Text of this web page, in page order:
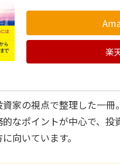
楽
家の視点で整理した一冊
なポイントが中心で、
向いています。